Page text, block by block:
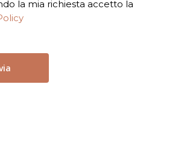
la mia richiesta accetto la